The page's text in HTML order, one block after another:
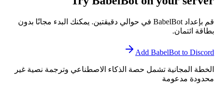
قم بإعداد BabelBot في حوالي دقيقتين. يمكنك البدء مجانًا بدون
بطاقة ائتمان.
Add BabelBot to Discord
الخطة المجانية تشمل حصة الذكاء الاصطناعي وترجمة نصية غير
محدودة مدعومة